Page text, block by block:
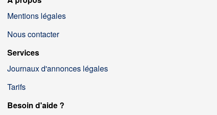
Mentions légales
Nous contacter
Services
Journaux d'annonces légales
Tarifs
Besoin d'aide ?